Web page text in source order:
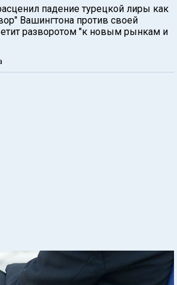
падение турецкой лиры как
Вашингтона против своей
разворотом "к новым рынкам и